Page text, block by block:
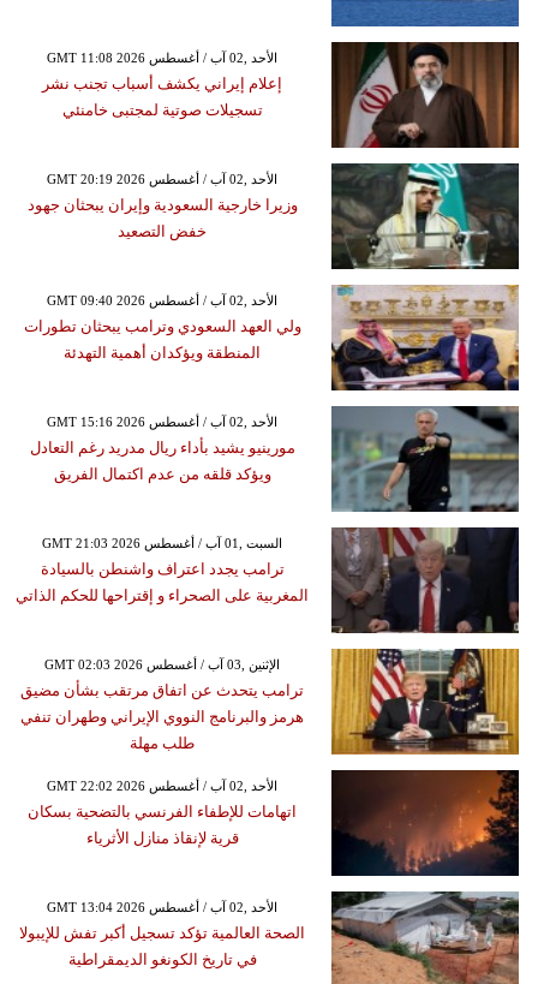
GMT 11:08 2026 الأحد ,02 آب / أغسطس
إعلام إيراني يكشف أسباب تجنب نشر
تسجيلات صوتية لمجتبى خامنئي
GMT 20:19 2026 الأحد ,02 آب / أغسطس
وزيرا خارجية السعودية وإيران يبحثان جهود
خفض التصعيد
GMT 09:40 2026 الأحد ,02 آب / أغسطس
ولي العهد السعودي وترامب يبحثان تطورات
المنطقة ويؤكدان أهمية التهدئة
GMT 15:16 2026 الأحد ,02 آب / أغسطس
مورينيو يشيد بأداء ريال مدريد رغم التعادل
ويؤكد قلقه من عدم اكتمال الفريق
GMT 21:03 2026 السبت ,01 آب / أغسطس
ترامب يجدد اعتراف واشنطن بالسيادة
المغربية على الصحراء و إقتراحها للحكم الذاتي
GMT 02:03 2026 الإثنين ,03 آب / أغسطس
ترامب يتحدث عن اتفاق مرتقب بشأن مضيق
هرمز والبرنامج النووي الإيراني وطهران تنفي
طلب مهلة
GMT 22:02 2026 الأحد ,02 آب / أغسطس
اتهامات للإطفاء الفرنسي بالتضحية بسكان
قرية لإنقاذ منازل الأثرياء
GMT 13:04 2026 الأحد ,02 آب / أغسطس
الصحة العالمية تؤكد تسجيل أكبر تفش للإيبولا
في تاريخ الكونغو الديمقراطية